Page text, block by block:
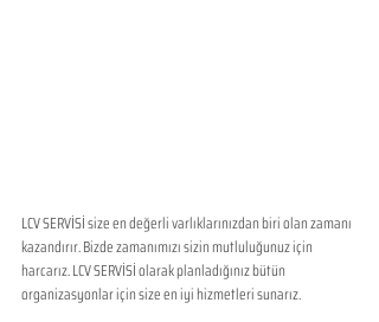
LCV SERVİSİ size en değerli varlıklarınızdan biri olan zamanı
kazandırır. Bizde zamanımızı sizin mutluluğunuz için
harcarız. LCV SERVİSİ olarak planladığınız bütün
organizasyonlar için size en iyi hizmetleri sunarız.